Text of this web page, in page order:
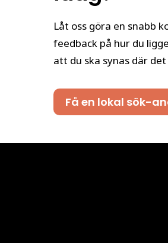
Låt oss göra en snabb
feedback på hur du
att du ska synas där
Få en lokal sök-